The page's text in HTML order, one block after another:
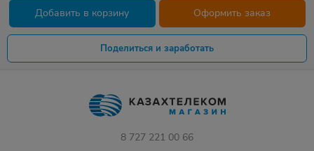
Добавить в корзину Оформить заказ
Поделиться и заработать
8 727 221 00 66